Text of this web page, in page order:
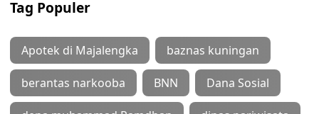
Tag Populer
Apotek di Majalengka baznas kuningan
berantas narkooba BNN Dana Sosial